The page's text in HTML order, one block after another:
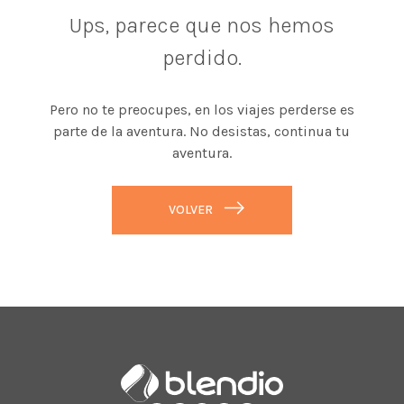
Ups, parece que nos hemos
perdido.
Pero no te preocupes, en los viajes perderse es
parte de la aventura. No desistas, continua tu
aventura.
VOLVER